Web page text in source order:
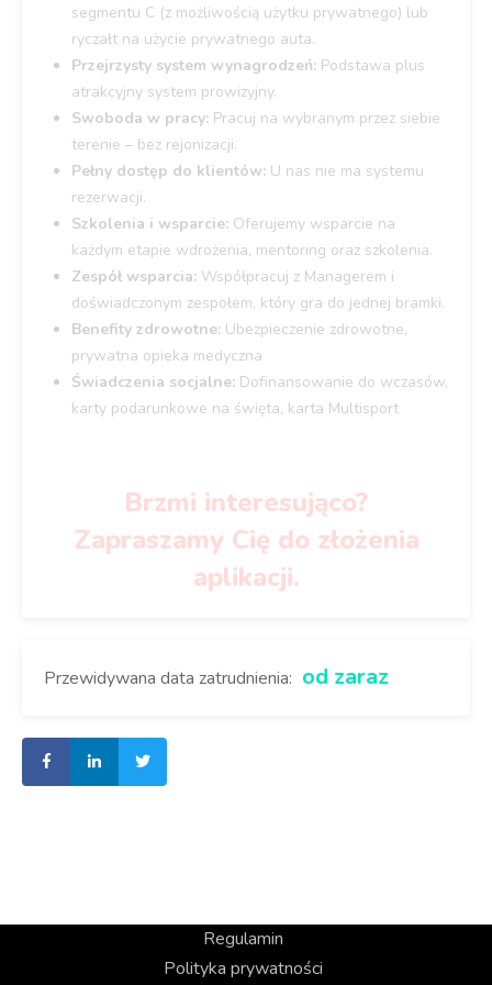
segmentu C (z możliwością użytku prywatnego) lub
ryczałt na użycie prywatnego auta.
Przejrzysty system wynagrodzeń: Podstawa plus
atrakcyjny system prowizyjny.
Swoboda w pracy: Pracuj na wybranym przez siebie
terenie – bez rejonizacji.
Pełny dostęp do klientów: U nas nie ma systemu
rezerwacji.
Szkolenia i wsparcie: Oferujemy wsparcie na
każdym etapie wdrożenia, mentoring oraz szkolenia.
Zespół wsparcia: Współpracuj z Managerem i
doświadczonym zespołem, który gra do jednej bramki.
Benefity zdrowotne: Ubezpieczenie zdrowotne,
prywatna opieka medyczna
Świadczenia socjalne: Dofinansowanie do wczasów,
karty podarunkowe na święta, karta Multisport
Brzmi interesująco?
Zapraszamy Cię do złożenia
aplikacji.
Przewidywana data zatrudnienia: od zaraz
Regulamin
Polityka prywatności